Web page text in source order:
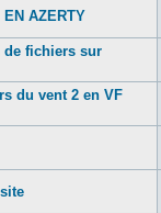
EN AZERTY
de fichiers sur
du vent 2 en VF